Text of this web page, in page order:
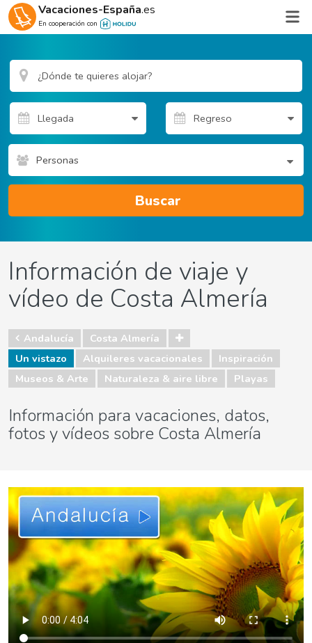
Vacaciones-España.es
En cooperación con
Personas
Buscar
Información de viaje y
vídeo de Costa Almería
Andalucía
Costa Almería
Un vistazo
Alquileres vacacionales
Inspiración
Museos & Arte
Naturaleza & aire libre Playas
Información para vacaciones, datos,
fotos y vídeos sobre Costa Almería